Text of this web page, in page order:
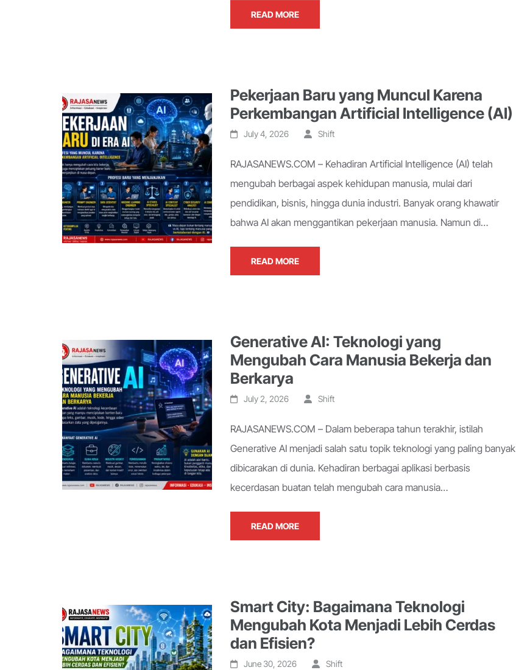
READ MORE
Pekerjaan Baru yang Muncul Karena
Perkembangan Artificial Intelligence (AI)
July 4, 2026 Shift
RAJASANEWS.COM – Kehadiran Artificial Intelligence (AI) telah
mengubah berbagai aspek kehidupan manusia, mulai dari
pendidikan, bisnis, hingga dunia industri. Banyak orang khawatir
bahwa AI akan menggantikan pekerjaan manusia. Namun di…
READ MORE
Generative AI: Teknologi yang
Mengubah Cara Manusia Bekerja dan
Berkarya
July 2, 2026 Shift
RAJASANEWS.COM – Dalam beberapa tahun terakhir, istilah
Generative AI menjadi salah satu topik teknologi yang paling banyak
dibicarakan di dunia. Kehadiran berbagai aplikasi berbasis
kecerdasan buatan telah mengubah cara manusia…
READ MORE
Smart City: Bagaimana Teknologi
Mengubah Kota Menjadi Lebih Cerdas
dan Efisien?
June 30, 2026 Shift